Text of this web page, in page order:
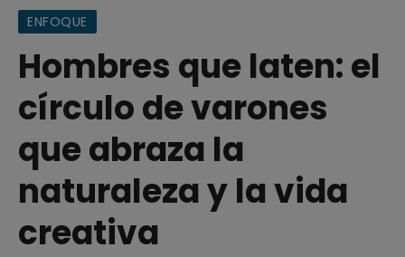
ENFOQUE
Hombres que laten: el
círculo de varones
que abraza la
naturaleza y la vida
creativa